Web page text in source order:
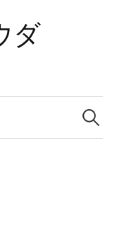
ダ
Search
for: